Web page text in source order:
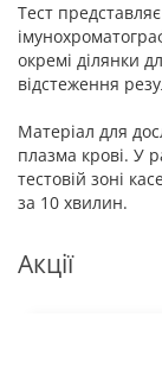
Тест
окремі ділянки
відстеження
Матеріал для
плазма крові. У
тестовій зоні
за 10 хвилин.
Акції